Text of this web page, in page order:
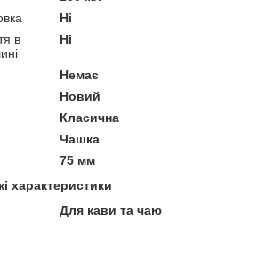
Ні
в
Ні
Немає
Новий
Класична
Чашка
75 мм
характеристики
Для кави та чаю